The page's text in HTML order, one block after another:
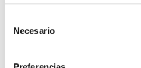
Necesario
sociales pertenecientes y/
terceros (Facebook,